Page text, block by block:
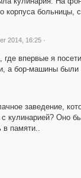
корпуса больницы,
2014, 16:25 ·
впервые я
а бор-машины были
заведение,
с кулинарией? Оно
в памяти..